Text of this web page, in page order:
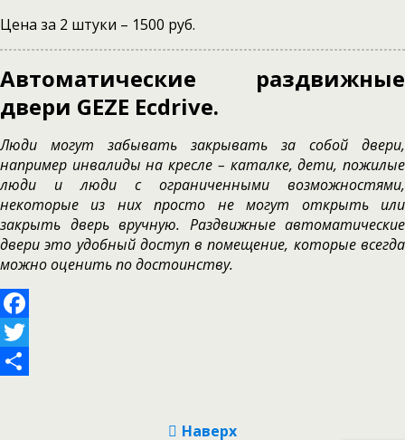
Цена за 2 штуки – 1500 руб.
Автоматические раздвижные
двери GEZE Eсdrive.
Люди могут забывать закрывать за собой двери,
например инвалиды на кресле – каталке, дети, пожилые
люди и люди с ограниченными возможностями,
некоторые из них просто не могут открыть или
закрыть дверь вручную. Раздвижные автоматические
двери это удобный доступ в помещение, которые всегда
можно оценить по достоинству.
Facebook
Twitter
Наверх